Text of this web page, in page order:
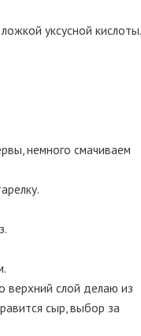
уксусной кислоты.
немного смачиваем
верхний слой делаю из
сыр, выбор за